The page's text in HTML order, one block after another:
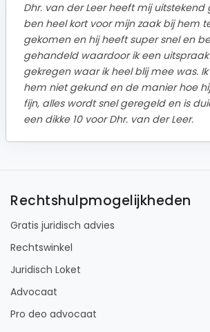
Dhr. van der Leer heeft mij uitstekend
ben heel kort voor mijn zaak bij hem
gekomen en hij heeft super snel en
gehandeld waardoor ik een
gekregen waar ik heel blij mee was.
hem niet gekund en de manier hoe
fijn, alles wordt snel geregeld en is
een dikke 10 voor Dhr. van der Leer.
Rechtshulpmogelijkheden
Gratis juridisch advies
Rechtswinkel
Juridisch Loket
Advocaat
Pro deo advocaat